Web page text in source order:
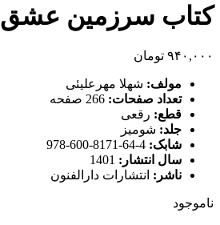
کتاب سرزمین عشق
۹۴۰,۰۰۰ تومان
مولف: شهلا مهرعلیئی
تعداد صفحات:
قطع: رقعی
جلد: شومیز
شابک:
سال انتشار:
ناشر: انتشارات دارالفنون
ناموجود